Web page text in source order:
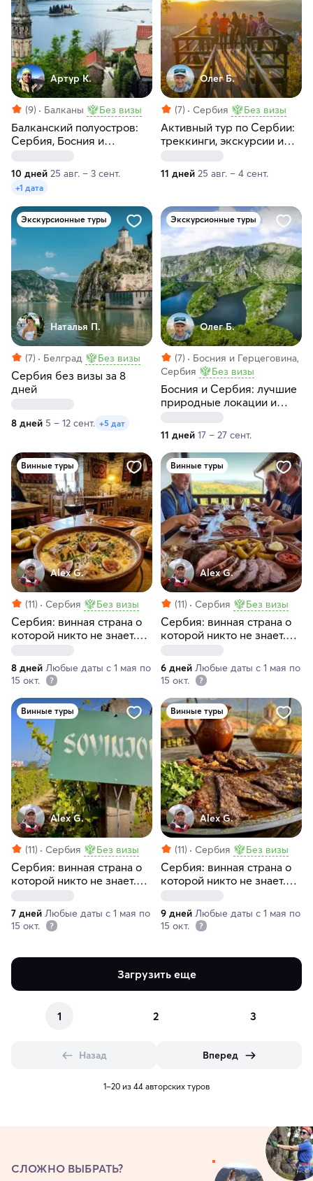
Артур К.
(9) Балканы Без визы
Балканский полуостров:
Сербия, Босния и
10 дней 25 авг. – 3 сент.
+1 дата
Олег Б.
(7) Сербия Без визы
Активный тур по Сербии:
треккинги, экскурсии и
11 дней 25 авг. – 4 сент.
Экскурсионные туры
Наталья П.
(7) Белград Без визы
Сербия без визы за 8
дней
8 дней 5 – 12 сент. +5 дат
Экскурсионные туры
Олег Б.
(7)
Босния и Герцеговина,
Сербия
Без визы
Босния и Сербия: лучшие
природные локации и
11 дней 17 – 27 сент.
Винные туры
Alex G.
(11) Сербия Без визы
Сербия: винная страна о
которой никто не знает.
(индивидуально)
8 дней Любые даты с 1 мая по
15 окт.
Винные туры
Alex G.
(11) Сербия Без визы
Сербия: винная страна о
которой никто не знает.
(индивидуально)
6 дней Любые даты с 1 мая по
15 окт.
Винные туры
Alex G.
(11) Сербия Без визы
Сербия: винная страна о
которой никто не знает.
(индивидуально)
7 дней Любые даты с 1 мая по
15 окт.
Винные туры
Alex G.
(11) Сербия Без визы
Сербия: винная страна о
которой никто не знает.
(индивидуально)
9 дней Любые даты с 1 мая по
15 окт.
Загрузить еще
1 2 3
Назад Вперед
1–20 из 44 авторских туров
СЛОЖНО ВЫБРАТЬ?